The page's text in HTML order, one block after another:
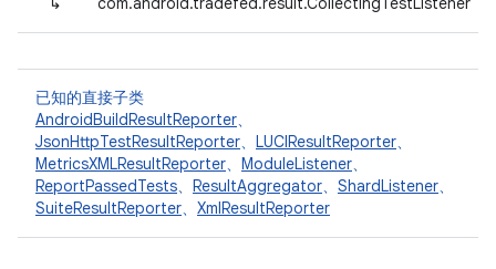
已知的直接子类
AndroidBuildResultReporter、
JsonHttpTestResultReporter、 LUCIResultReporter、
MetricsXMLResultReporter、 ModuleListener、
ReportPassedTests、 ResultAggregator、 ShardListener、
SuiteResultReporter、 XmlResultReporter